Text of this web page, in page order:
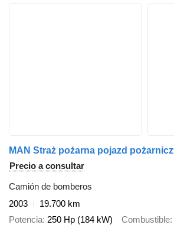
Precio a consultar
Camión de bomberos
2003
19.700 km
Potencia 250 Hp (184 kW) Combustible